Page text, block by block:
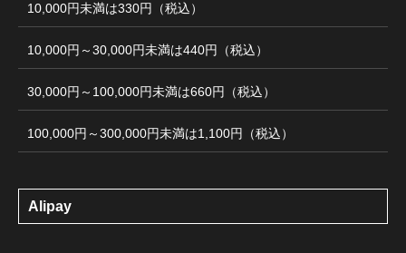
10,000円未満は330円（税込）
10,000円～30,000円未満は440円（税込）
30,000円～100,000円未満は660円（税込）
100,000円～300,000円未満は1,100円（税込）
Alipay